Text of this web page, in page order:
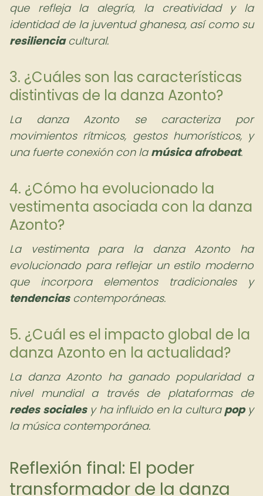
que refleja la alegría, la creatividad y la
identidad de la juventud ghanesa, así como su
resilienciacultural.
3. ¿Cuáles son las características
distintivas de la danza Azonto?
La danza Azonto se caracteriza por
movimientos rítmicos, gestos humorísticos, y
una fuerte conexión con la música afrobeat.
4. ¿Cómo ha evolucionado la
vestimenta asociada con la danza
Azonto?
La vestimenta para la danza Azonto ha
evolucionado para reflejar un estilo moderno
que incorpora elementos tradicionales y
tendenciascontemporáneas.
5. ¿Cuál es el impacto global de la
danza Azonto en la actualidad?
La danza Azonto ha ganado popularidad a
nivel mundial a través de plataformas de
redes socialesy ha influido en la cultura popy
la música contemporánea.
Reflexión final: El poder
transformador de la danza